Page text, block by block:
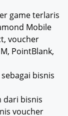
game terlaris
Mobile
voucher
PointBlank,
bisnis
dari bisnis
voucher